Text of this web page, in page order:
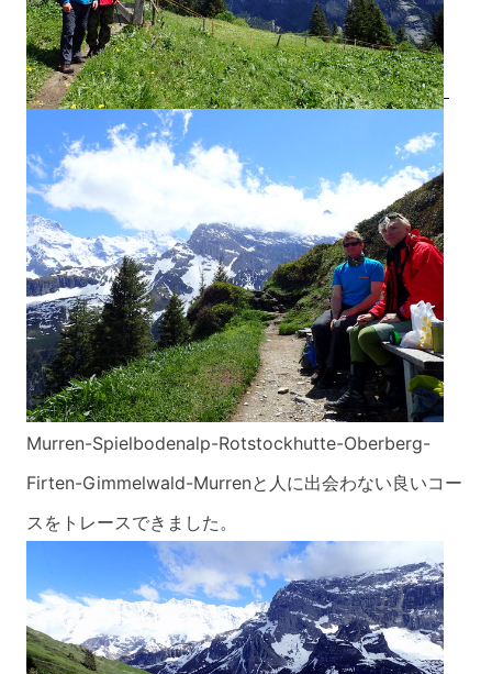
Murren-Spielbodenalp-Rotstockhutte-Oberberg-
Firten-Gimmelwald-Murrenと人に出会わない良いコー
スをトレースできました。